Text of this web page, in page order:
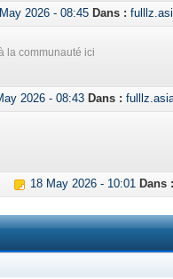
2026 - 08:45 Dans :
la communauté ici
2026 - 08:43 Dans :
18 May 2026 - 10:01 Dans :